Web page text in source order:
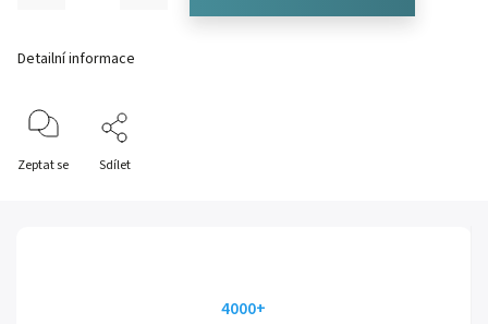
Detailní informace
Zeptat se Sdílet
4000+